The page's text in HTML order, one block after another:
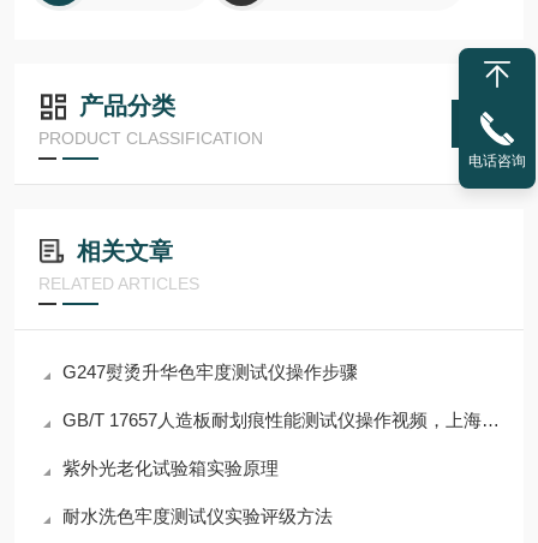
产品分类
PRODUCT CLASSIFICATION
相关文章
RELATED ARTICLES
G247熨烫升华色牢度测试仪操作步骤
GB/T 17657人造板耐划痕性能测试仪操作视频，上海千实T111
紫外光老化试验箱实验原理
耐水洗色牢度测试仪实验评级方法
电话咨询